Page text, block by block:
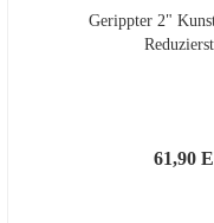
Gerippter 2"
61,90